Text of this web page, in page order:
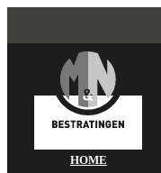
HOME